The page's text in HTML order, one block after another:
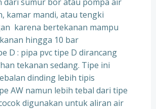
kamar mandi, atau tengki
karena bertekanan mampu
hingga 10 bar
D : pipa pvc tipe D dirancang
tekanan sedang. Tipe ini
dinding lebih tipis
AW namun lebih tebal dari tipe
digunakan untuk aliran air